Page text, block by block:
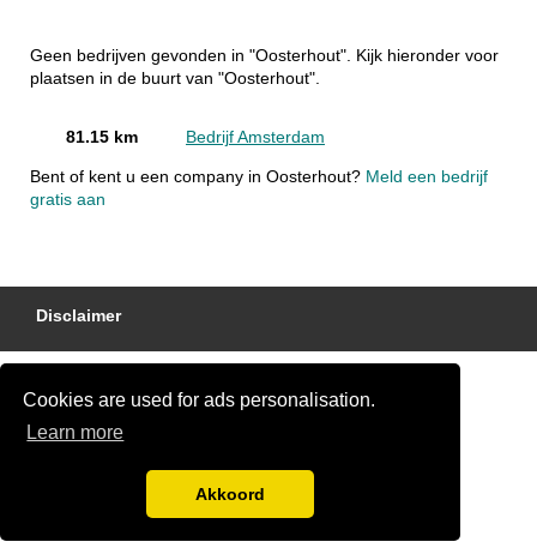
Cookies are used for ads personalisation.
Learn more
Akkoord
Geen bedrijven gevonden in "Oosterhout". Kijk hieronder voor
plaatsen in de buurt van "Oosterhout".
81.15 km Bedrijf Amsterdam
Bent of kent u een company in Oosterhout? Meld een bedrijf
gratis aan
Disclaimer